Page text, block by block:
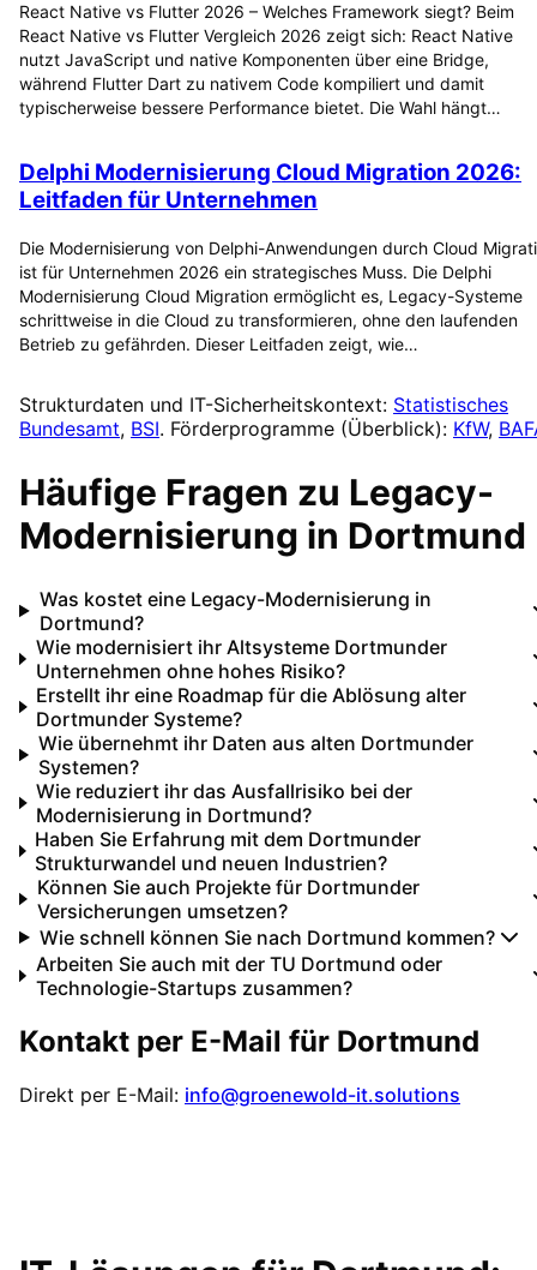
React Native vs Flutter 2026 – Welches Framework siegt? Beim
React Native vs Flutter Vergleich 2026 zeigt sich: React Native
nutzt JavaScript und native Komponenten über eine Bridge,
während Flutter Dart zu nativem Code kompiliert und damit
typischerweise bessere Performance bietet. Die Wahl hängt…
Delphi Modernisierung Cloud Migration 2026:
Leitfaden für Unternehmen
Die Modernisierung von Delphi-Anwendungen durch Cloud
ist für Unternehmen 2026 ein strategisches Muss. Die Delphi
Modernisierung Cloud Migration ermöglicht es, Legacy-Systeme
schrittweise in die Cloud zu transformieren, ohne den laufenden
Betrieb zu gefährden. Dieser Leitfaden zeigt, wie…
Strukturdaten und IT-Sicherheitskontext: Statistisches
Bundesamt, BSI. Förderprogramme (Überblick): KfW,
Häufige Fragen zu Legacy-
Modernisierung in Dortmund
Was kostet eine Legacy-Modernisierung in
Dortmund?
Wie modernisiert ihr Altsysteme Dortmunder
Unternehmen ohne hohes Risiko?
Erstellt ihr eine Roadmap für die Ablösung alter
Dortmunder Systeme?
Wie übernehmt ihr Daten aus alten Dortmunder
Systemen?
Wie reduziert ihr das Ausfallrisiko bei der
Modernisierung in Dortmund?
Haben Sie Erfahrung mit dem Dortmunder
Strukturwandel und neuen Industrien?
Können Sie auch Projekte für Dortmunder
Versicherungen umsetzen?
Wie schnell können Sie nach Dortmund kommen?
Arbeiten Sie auch mit der TU Dortmund oder
Technologie-Startups zusammen?
Kontakt per E-Mail für Dortmund
Direkt per E-Mail: info@groenewold-it.solutions